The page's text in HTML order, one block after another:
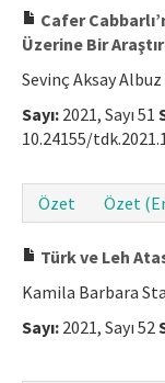
Etik İlkeler
İletişim
Makale Gönder
ISSN: 1301-0077 ·
Cafer
Üzerine Bir
Sevinç Aksay Albuz
Sayı: 2021, Sayı 51
10.24155/
Özet
Özet
Türk ve Leh
Kamila Barbara
Sayı: 2021, Sayı 52